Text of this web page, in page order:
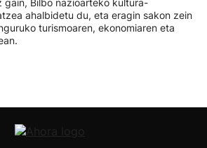
gain, Bilbo nazioarteko kultura-
ahalbidetu du, eta eragin sakon zein
turismoaren, ekonomiaren eta